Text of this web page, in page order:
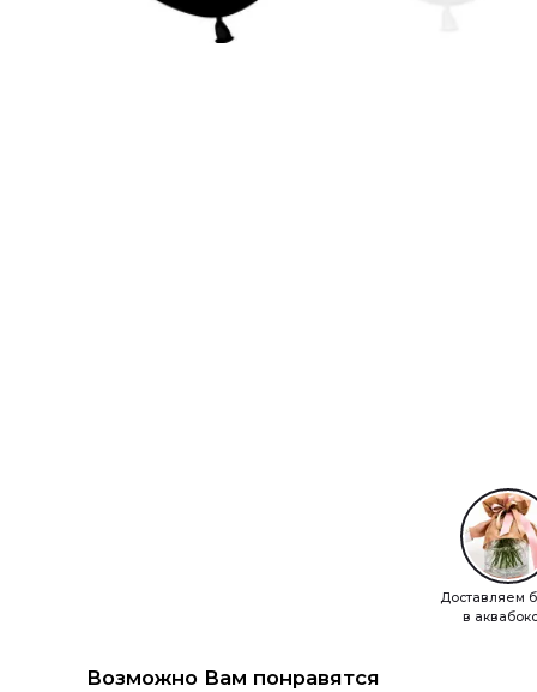
Доставляем
в
Возможно Вам понравятся